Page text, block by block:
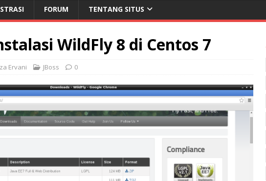
FORUM TENTANG SITUS
WildFly 8 di Centos 7
Ervani JBoss 0